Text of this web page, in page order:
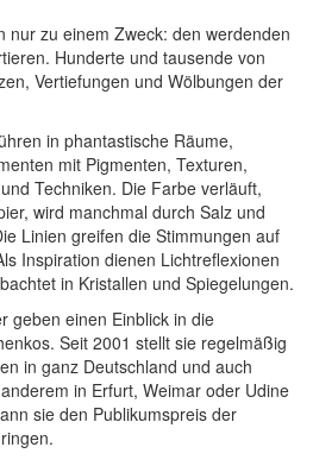
nur zu einem Zweck: den werdenden
Hunderte und tausende von
Vertiefungen und Wölbungen der
in phantastische Räume,
mit Pigmenten, Texturen,
Techniken. Die Farbe verläuft,
wird manchmal durch Salz und
Linien greifen die Stimmungen auf
Inspiration dienen Lichtreflexionen
in Kristallen und Spiegelungen.
geben einen Einblick in die
Seit 2001 stellt sie regelmäßig
in ganz Deutschland und auch
in Erfurt, Weimar oder Udine
sie den Publikumspreis der